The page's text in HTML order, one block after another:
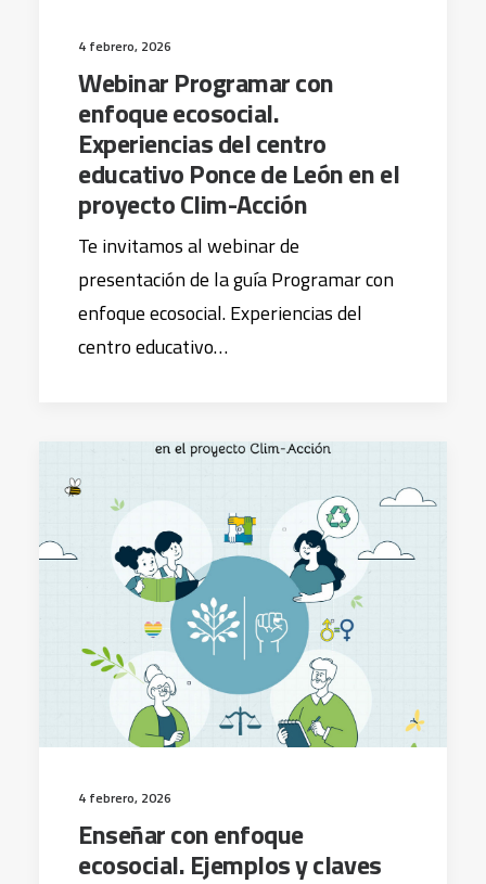
4 febrero, 2026
Webinar Programar con
enfoque ecosocial.
Experiencias del centro
educativo Ponce de León en el
proyecto Clim-Acción
Te invitamos al webinar de
presentación de la guía Programar con
enfoque ecosocial. Experiencias del
centro educativo…
4 febrero, 2026
Enseñar con enfoque
ecosocial. Ejemplos y claves